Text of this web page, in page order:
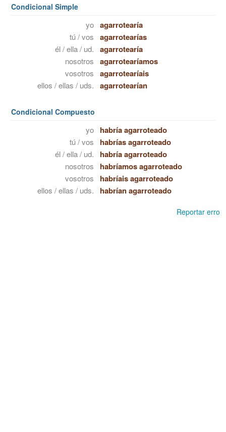
Condicional Simple
yo agarrotearía
tú / vos agarrotearías
él / ella / ud. agarrotearía
nosotros agarrotearíamos
vosotros agarrotearíais
ellos / ellas / uds. agarrotearían
Condicional Compuesto
yo habría agarroteado
tú / vos habrías agarroteado
él / ella / ud. habría agarroteado
nosotros habríamos agarroteado
vosotros habríais agarroteado
ellos / ellas / uds. habrían agarroteado
Reportar erro